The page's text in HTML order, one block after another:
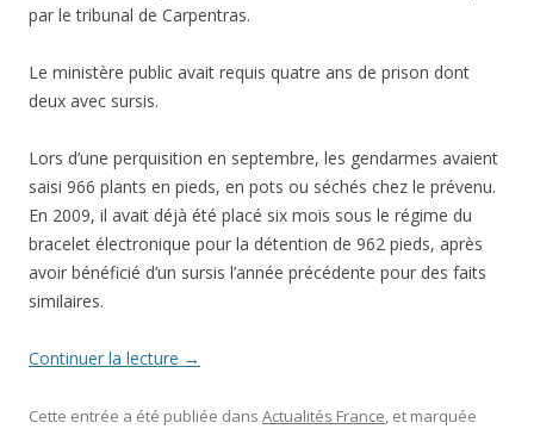
par le tribunal de Carpentras.
Le ministère public avait requis quatre ans de prison dont
deux avec sursis.
Lors d’une perquisition en septembre, les gendarmes avaient
saisi 966 plants en pieds, en pots ou séchés chez le prévenu.
En 2009, il avait déjà été placé six mois sous le régime du
bracelet électronique pour la détention de 962 pieds, après
avoir bénéficié d’un sursis l’année précédente pour des faits
similaires.
Continuer la lecture →
Cette entrée a été publiée dans Actualités France, et marquée